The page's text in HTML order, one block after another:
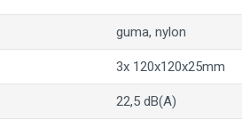
guma, nylon
3x 120x120x25mm
22,5 dB(A)